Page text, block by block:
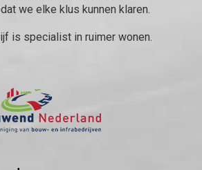
we elke klus kunnen klaren.
is specialist in ruimer wonen.